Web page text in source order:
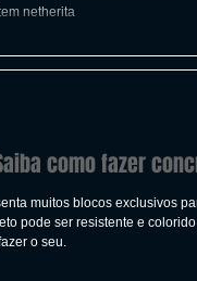
netherita
como fazer
muitos blocos exclusivos
pode ser resistente e colorido.
o seu.